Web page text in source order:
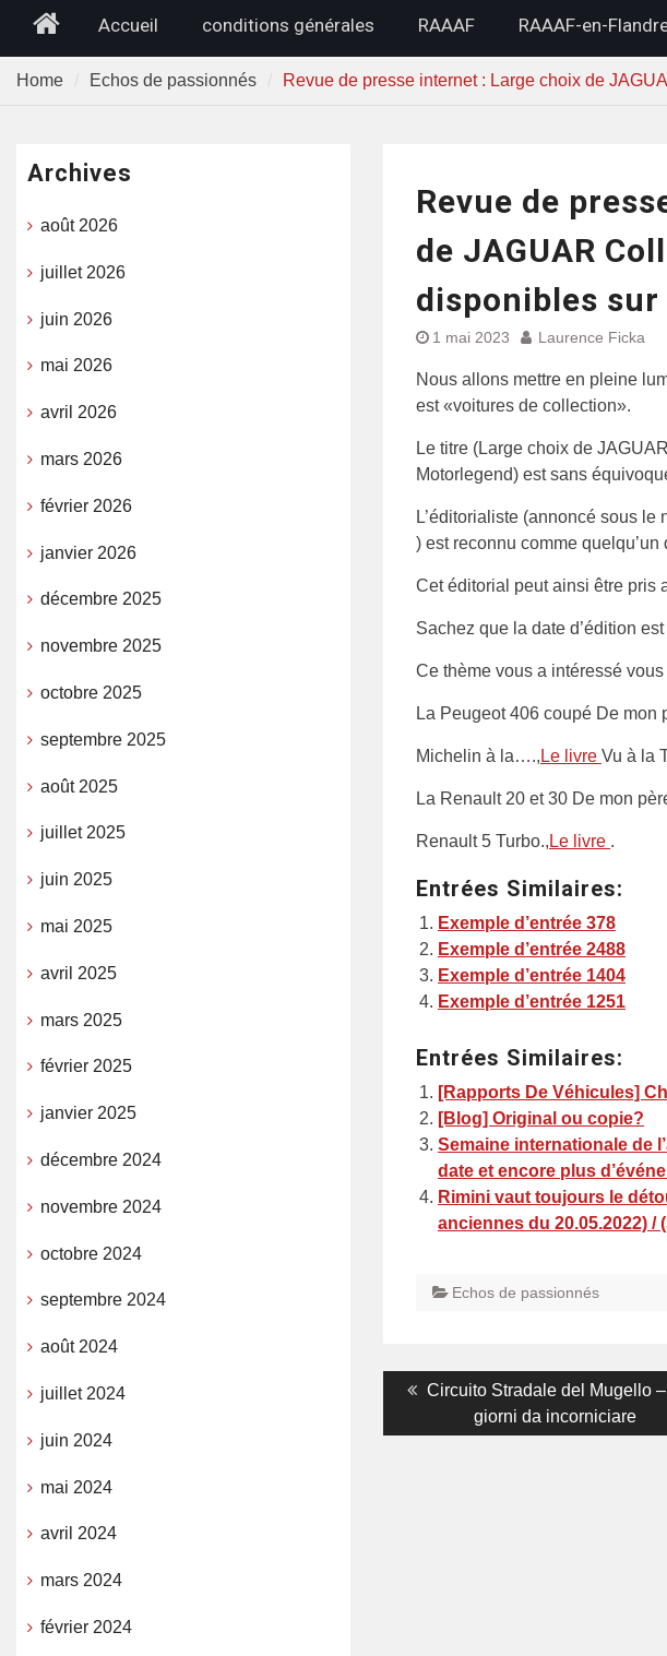
HomeAccueil conditions générales RAAAF RAAAF-en-
Home Echos de passionnés Revue de presse internet : Large choix de
Revue de
de JAGUAR
disponibles
1 mai 2023 Laurence Ficka
Nous allons mettre en pleine
est «voitures de collection».
Le titre (Large choix de
Motorlegend) est sans
L’éditorialiste (annoncé sous le
) est reconnu comme quelqu’un
Cet éditorial peut ainsi être pris
Sachez que la date d’édition
Ce thème vous a intéressé
La Peugeot 406 coupé De mon
Michelin à la…., Le livre Vu à la
La Renault 20 et 30 De mon
Renault 5 Turbo., Le livre .
Entrées Similaires:
Exemple d’entrée 378
Exemple d’entrée 2488
Exemple d’entrée 1404
Exemple d’entrée 1251
Entrées Similaires:
[Rapports De Véhicules]
[Blog] Original ou copie?
Semaine internationale de
date et encore plus
Rimini vaut toujours le
anciennes du 20.05.2022) /
Echos de passionnés
Navigation
Previous
Circuito Stradale del Mugello
giorni da incorniciare
Archives
août 2026
juillet 2026
juin 2026
mai 2026
avril 2026
mars 2026
février 2026
janvier 2026
décembre 2025
novembre 2025
octobre 2025
septembre 2025
août 2025
juillet 2025
juin 2025
mai 2025
avril 2025
mars 2025
février 2025
janvier 2025
décembre 2024
novembre 2024
octobre 2024
septembre 2024
août 2024
juillet 2024
juin 2024
mai 2024
avril 2024
mars 2024
février 2024